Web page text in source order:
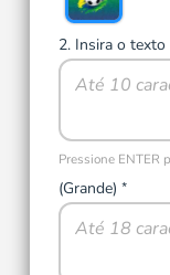
2. Insira o texto
Pressione ENTER
(Grande) *